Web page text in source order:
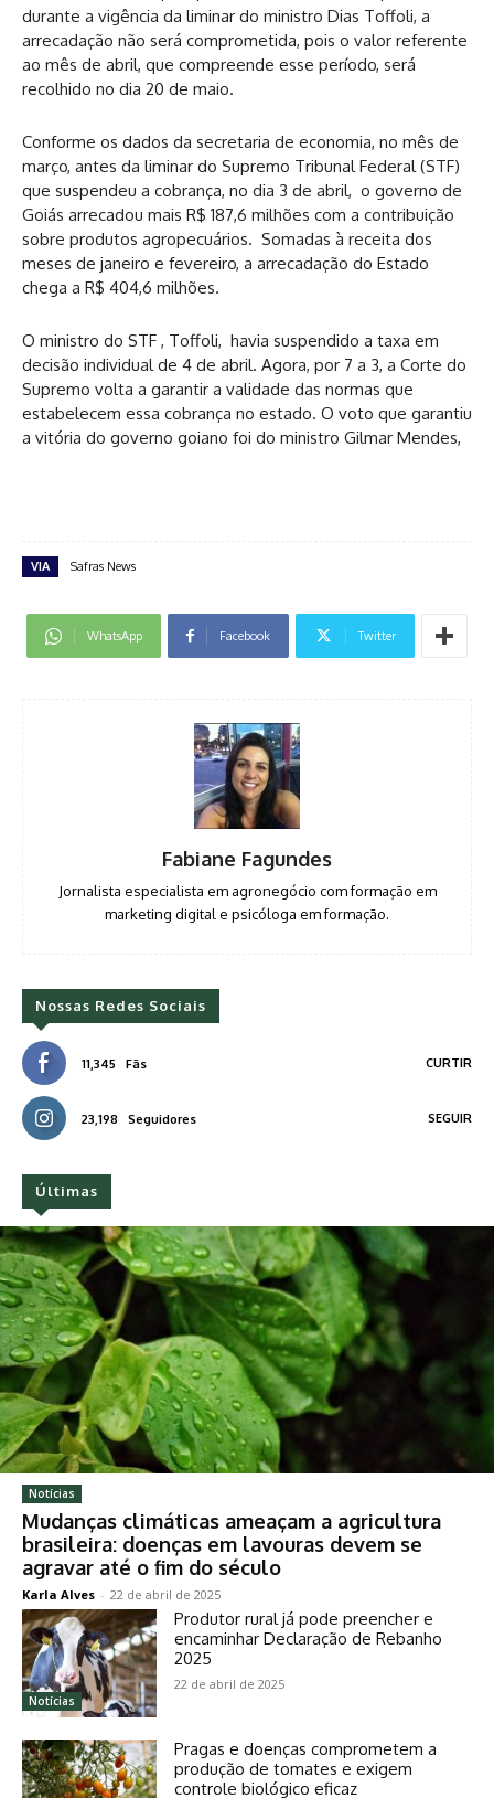
durante a vigência da liminar do ministro Dias Toffoli, a
arrecadação não será comprometida, pois o valor referente
ao mês de abril, que compreende esse período, será
recolhido no dia 20 de maio.
Conforme os dados da secretaria de economia, no mês de
março, antes da liminar do Supremo Tribunal Federal (STF)
que suspendeu a cobrança, no dia 3 de abril, o governo de
Goiás arrecadou mais R$ 187,6 milhões com a contribuição
sobre produtos agropecuários. Somadas à receita dos
meses de janeiro e fevereiro, a arrecadação do Estado
chega a R$ 404,6 milhões.
O ministro do STF , Toffoli, havia suspendido a taxa em
decisão individual de 4 de abril. Agora, por 7 a 3, a Corte do
Supremo volta a garantir a validade das normas que
estabelecem essa cobrança no estado. O voto que garantiu
a vitória do governo goiano foi do ministro Gilmar Mendes,
VIA Safras News
WhatsApp Facebook Twitter
Fabiane Fagundes
Jornalista especialista em agronegócio com formação em
marketing digital e psicóloga em formação.
Nossas Redes Sociais
11,345 Fãs CURTIR
23,198 Seguidores SEGUIR
Últimas
Notícias
Mudanças climáticas ameaçam a agricultura
brasileira: doenças em lavouras devem se
agravar até o fim do século
Karla Alves - 22 de abril de 2025
Notícias
Produtor rural já pode preencher e
encaminhar Declaração de Rebanho
2025
22 de abril de 2025
Pragas e doenças comprometem a
produção de tomates e exigem
controle biológico eficaz